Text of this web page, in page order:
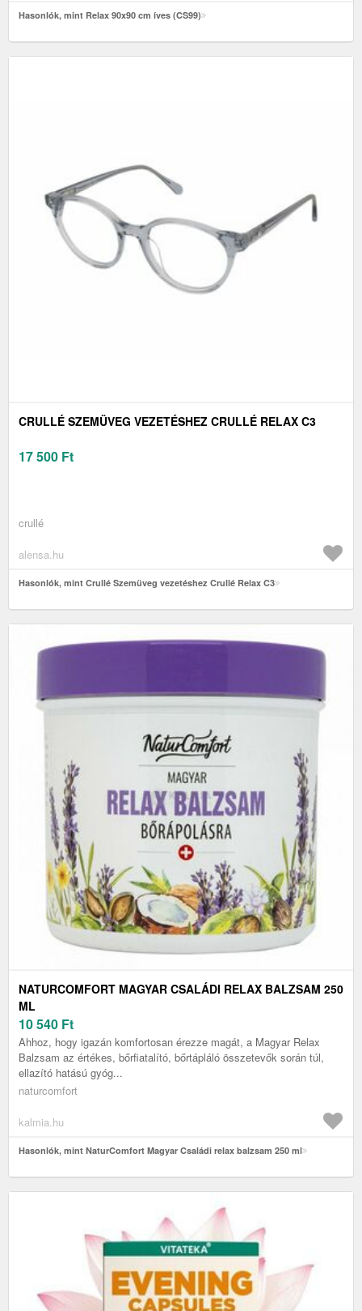
Hasonlók, mint Relax 90x90 cm íves (CS99)
CRULLÉ SZEMÜVEG VEZETÉSHEZ CRULLÉ RELAX C3
17 500 Ft
crullé
alensa.hu
Hasonlók, mint Crullé Szemüveg vezetéshez Crullé Relax C3
NATURCOMFORT MAGYAR CSALÁDI RELAX BALZSAM 250
ML
10 540 Ft
Ahhoz, hogy igazán komfortosan érezze magát, a Magyar Relax
Balzsam az értékes, bőrfiatalító, bőrtápláló összetevők során túl,
ellazító hatású gyóg...
naturcomfort
kalmia.hu
Hasonlók, mint NaturComfort Magyar Családi relax balzsam 250 ml